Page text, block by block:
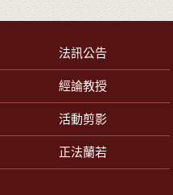
法訊公告
經論教授
活動剪影
正法蘭若